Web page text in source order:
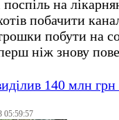
поспіль на
побачити
побути на
ніж знову
140 млн
05:59:57